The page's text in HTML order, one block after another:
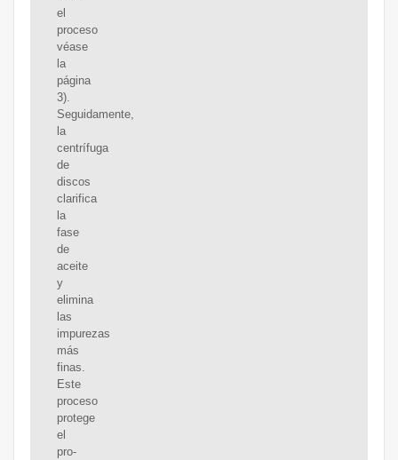
el
proceso
véase
la
página
3).
Seguidamente,
la
centrífuga
de
discos
clarifica
la
fase
de
aceite
y
elimina
las
impurezas
más
finas.
Este
proceso
protege
el
pro-